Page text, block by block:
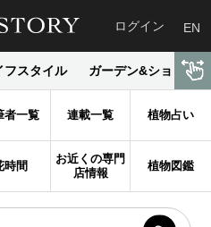
ログイン EN
フスタイル ガーデン&ショップ
者一覧 連載一覧 植物占い
時間
お近くの専門
店情報
植物図鑑